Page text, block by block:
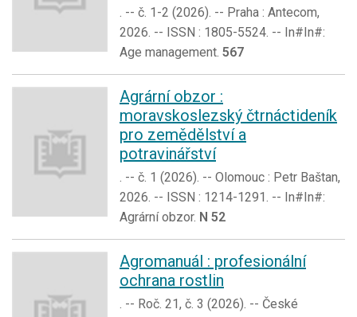
. -- č. 1-2 (2026). -- Praha : Antecom,
2026. -- ISSN : 1805-5524. -- In#In#:
Age management. 567
Agrární obzor :
moravskoslezský čtrnáctideník
pro zemědělství a
potravinářství
. -- č. 1 (2026). -- Olomouc : Petr Baštan,
2026. -- ISSN : 1214-1291. -- In#In#:
Agrární obzor. N 52
Agromanuál : profesionální
ochrana rostlin
. -- Roč. 21, č. 3 (2026). -- České